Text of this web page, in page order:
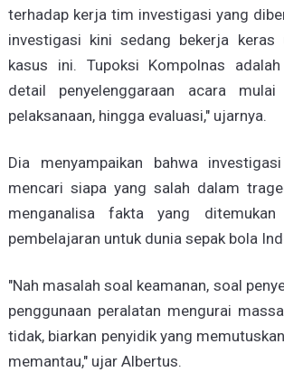
terhadap kerja tim investigasi yang
investigasi kini sedang bekerja keras
kasus ini. Tupoksi Kompolnas
detail penyelenggaraan acara
pelaksanaan, hingga evaluasi," ujarnya.
Dia menyampaikan bahwa
mencari siapa yang salah dalam
menganalisa fakta yang ditemukan
pembelajaran untuk dunia sepak bola
"Nah masalah soal keamanan, soal
penggunaan peralatan mengurai
tidak, biarkan penyidik yang
memantau," ujar Albertus.